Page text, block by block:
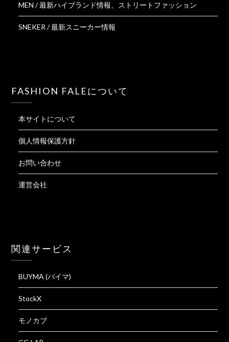
MEN / 最新ハイブランド情報、ストリートファッション
SNEKER / 最新スニーカー情報
FASHION FALEについて
本サイトについて
個人情報保護方針
お問い合わせ
運営会社
関連サービス
BUYMA (バイマ)
StockX
モノカブ